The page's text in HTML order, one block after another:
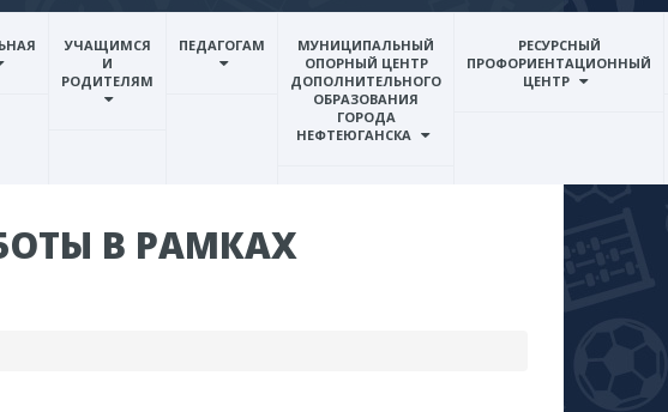
УЧАЩИМСЯ
И
РОДИТЕЛЯМ
ПЕДАГОГАМ
МУНИЦИПАЛЬНЫЙ
ОПОРНЫЙ ЦЕНТР
ДОПОЛНИТЕЛЬНОГО
ОБРАЗОВАНИЯ
ГОРОДА
НЕФТЕЮГАНСКА
РЕСУРСНЫЙ
ПРОФОРИЕНТАЦИОННЫЙ
ЦЕНТР
В РАМКАХ